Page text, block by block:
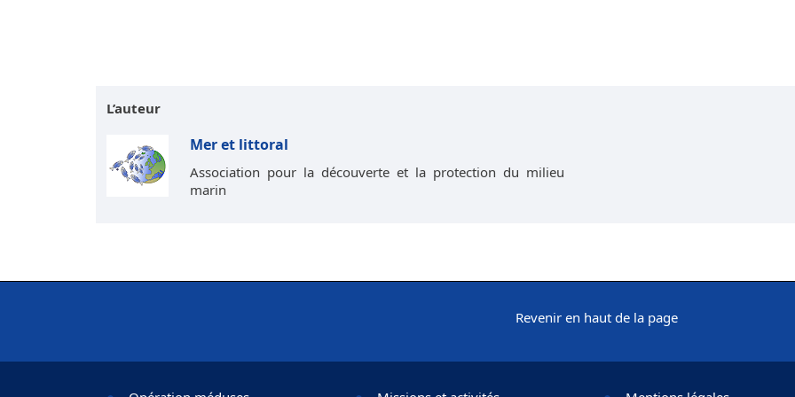
L’auteur
Mer et littoral
Association pour la découverte et la protection du milieu
marin
Revenir en haut de la page